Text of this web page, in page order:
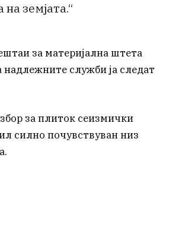
земјата.“
за материјална штета
служби ја следат
за плиток сеизмички
силно почувствуван низ